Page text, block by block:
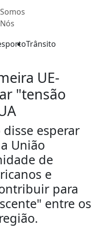
Somos
Nós
Trânsito
UE-
"tensão
esperar
União
de
e
para
entre os